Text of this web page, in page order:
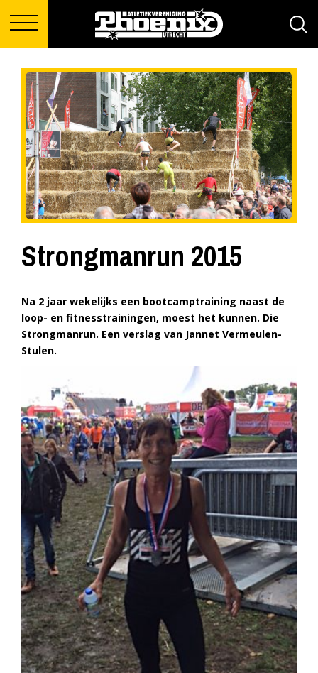
Strongmanrun 2015
Na 2 jaar wekelijks een bootcamptraining naast de
loop- en fitnesstrainingen, moest het kunnen. Die
Strongmanrun. Een verslag van Jannet Vermeulen-
Stulen.